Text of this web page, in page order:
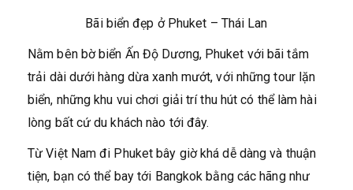
Bãi biển đẹp ở Phuket – Thái Lan
Nằm bên bờ biển Ấn Độ Dương, Phuket với bãi tắm
trải dài dưới hàng dừa xanh mướt, với những tour lặn
biển, những khu vui chơi giải trí thu hút có thể làm hài
lòng bất cứ du khách nào tới đây.
Từ Việt Nam đi Phuket bây giờ khá dễ dàng và thuận
tiện, bạn có thể bay tới Bangkok bằng các hãng như